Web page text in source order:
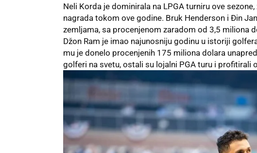
Neli Korda je dominirala na LPGA turniru ove
nagrada tokom ove godine. Bruk Henderson i Đin
zemljama, sa procenjenom zaradom od 3,5 miliona
Džon Ram je imao najunosniju godinu u istoriji
mu je donelo procenjenih 175 miliona dolara
golferi na svetu, ostali su lojalni PGA turu i profitirali